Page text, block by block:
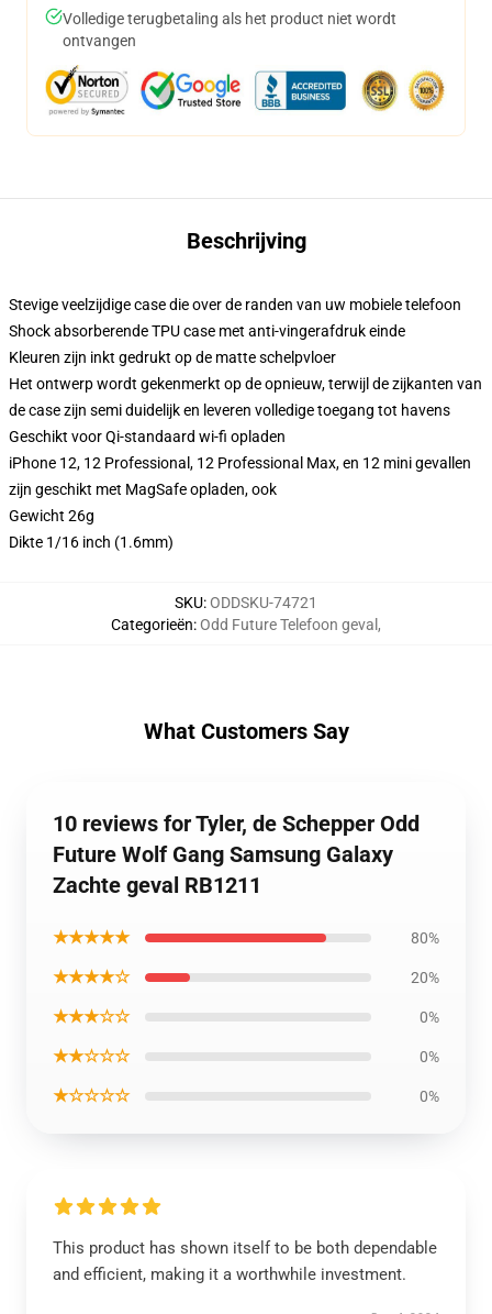
Volledige terugbetaling als het product niet wordt
ontvangen
Beschrijving
Stevige veelzijdige case die over de randen van uw mobiele telefoon
Shock absorberende TPU case met anti-vingerafdruk einde
Kleuren zijn inkt gedrukt op de matte schelpvloer
Het ontwerp wordt gekenmerkt op de opnieuw, terwijl de zijkanten van
de case zijn semi duidelijk en leveren volledige toegang tot havens
Geschikt voor Qi-standaard wi-fi opladen
iPhone 12, 12 Professional, 12 Professional Max, en 12 mini gevallen
zijn geschikt met MagSafe opladen, ook
Gewicht 26g
Dikte 1/16 inch (1.6mm)
SKU:ODDSKU-74721
Categorieën:Odd Future Telefoon geval ,
What Customers Say
10 reviews for Tyler, de Schepper Odd
Future Wolf Gang Samsung Galaxy
Zachte geval RB1211
★★★★★ 80%
★★★★☆ 20%
★★★☆☆ 0%
★★☆☆☆ 0%
★☆☆☆☆ 0%
This product has shown itself to be both dependable
and efficient, making it a worthwhile investment.